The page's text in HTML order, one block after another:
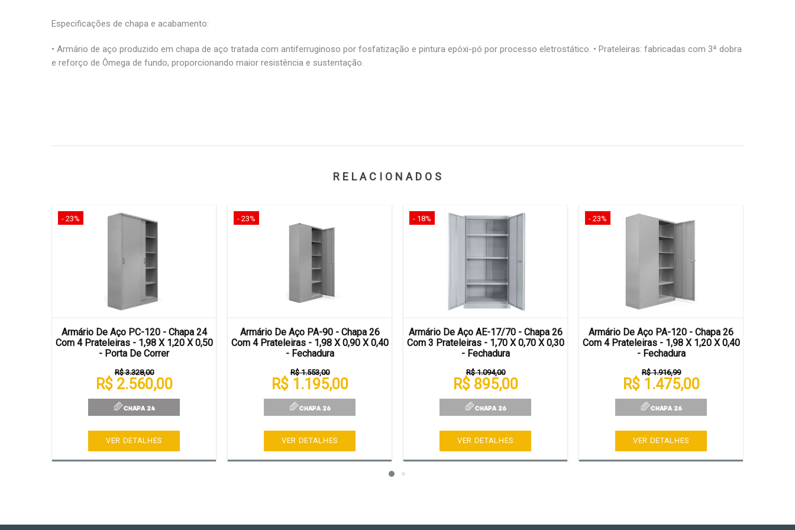
Especificações de chapa e acabamento:
• Armário de aço produzido em chapa de aço tratada com antiferruginoso por fosfatização e pintura epóxi-pó por processo eletrostático. • Prateleiras: fabricadas com 3ª dobra
e reforço de Ômega de fundo, proporcionando maior resistência e sustentação.
RELACIONADOS
- 23%
Armário De Aço PC-120 - Chapa 24
Com 4 Prateleiras - 1,98 X 1,20 X 0,50
- Porta De Correr
R$ 3.328,00
R$ 2.560,00
VER DETALHES
- 23%
Armário De Aço PA-90 - Chapa 26
Com 4 Prateleiras - 1,98 X 0,90 X 0,40
- Fechadura
R$ 1.553,00
R$ 1.195,00
VER DETALHES
- 18%
Armário De Aço AE-17/70 - Chapa 26
Com 3 Prateleiras - 1,70 X 0,70 X 0,30
- Fechadura
R$ 1.094,00
R$ 895,00
VER DETALHES
- 23%
Armário De Aço PA-120 - Chapa 26
Com 4 Prateleiras - 1,98 X 1,20 X 0,40
- Fechadura
R$ 1.916,99
R$ 1.475,00
VER DETALHES